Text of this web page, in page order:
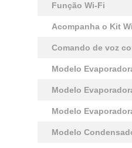
Função Wi-Fi
Acompanha o Kit
Comando de voz
Modelo
Modelo
Modelo
Modelo